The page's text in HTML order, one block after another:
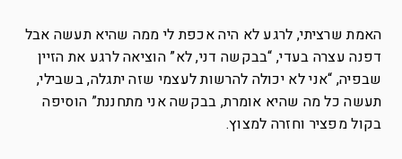
האמת שרציתי, לרגע לא היה אכפת לי ממה שהיא תעשה אבל
דפנה עצרה בעדי, “בבקשה דני, לא” הוציאה לרגע את הזיין
שבפיה, “אני לא יכולה להרשות לעצמי שזה יתגלה, בשבילי,
תעשה כל מה שהיא אומרת, בבקשה אני מתחננת” הוסיפה
בקול מפציר וחזרה למצוץ.